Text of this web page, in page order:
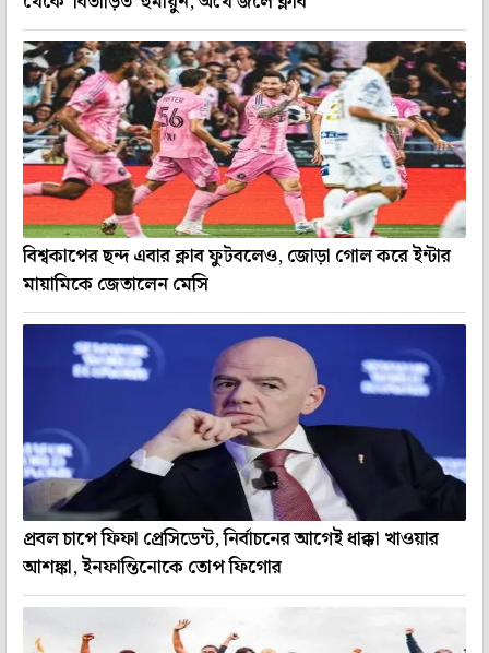
বিশ্বকাপের ছন্দ এবার ক্লাব ফুটবলেও, জোড়া গোল করে ইন্টার
মায়ামিকে জেতালেন মেসি
প্রবল চাপে ফিফা প্রেসিডেন্ট, নির্বাচনের আগেই ধাক্কা খাওয়ার
আশঙ্কা, ইনফান্তিনোকে তোপ ফিগোর